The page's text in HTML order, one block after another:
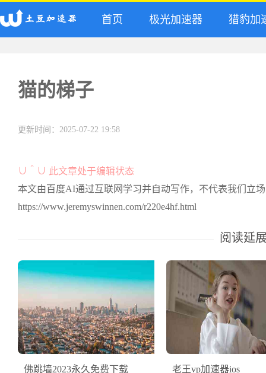
首页 极光加速器 猎豹加
猫的梯子
更新时间：2025-07-22 19:58
∪＾∪ 此文章处于编辑状态
本文由百度AI通过互联网学习并自动写作，不代表我们立
https://www.jeremyswinnen.com/r220e4hf.html
阅读延
佛跳墙2023永久免费下载 老王vp加速器ios